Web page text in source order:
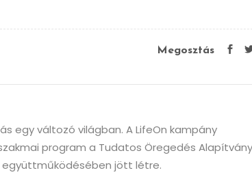
Megosztás
egy változó világban. A LifeOn kampány
program a Tudatos Öregedés Alapítvány
együttműködésében jött létre.